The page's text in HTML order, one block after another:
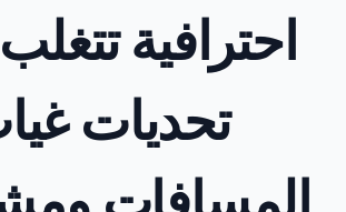
احترافية
تحديات